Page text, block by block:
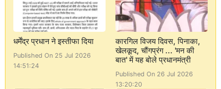
धर्मेंद्र प्रधान ने इस्तीफा दिया
Published On 25 Jul 2026
14:51:24
कारगिल विजय दिवस, पिनाका,
खेलकूद, चौंगप्रंग ... 'मन की
बात' में यह बोले प्रधानमंत्री
Published On 26 Jul 2026
13:20:20